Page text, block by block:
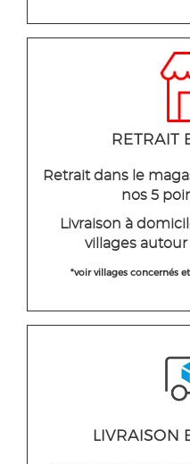
RETRAIT
Retrait dans le
nos 5
Livraison à
villages
*voir villages concernés
LIVRAISON